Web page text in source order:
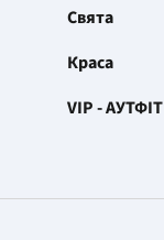
Свята
Краса
VIP - АУТФІТ